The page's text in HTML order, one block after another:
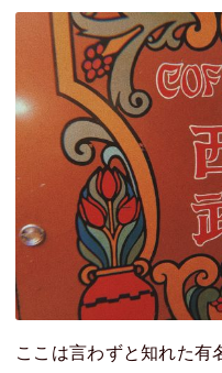
ここは言わずと知れた有